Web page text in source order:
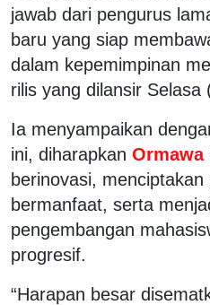
jawab dari pengurus
baru yang siap
dalam kepemimpinan
rilis yang dilansir Selasa
Ia menyampaikan
ini, diharapkan Ormawa
berinovasi,
bermanfaat, serta
pengembangan
progresif.
“Harapan besar